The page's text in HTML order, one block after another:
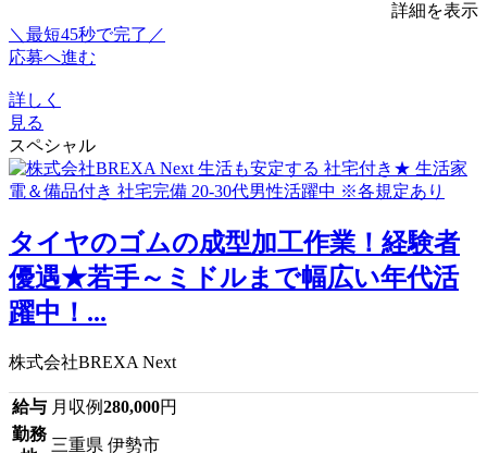
詳細を表示
＼最短45秒で完了／
応募へ進む
詳しく
見る
スペシャル
タイヤのゴムの成型加工作業！経験者
優遇★若手～ミドルまで幅広い年代活
躍中！...
株式会社BREXA Next
給与 月収例280,000円
勤務
三重県 伊勢市